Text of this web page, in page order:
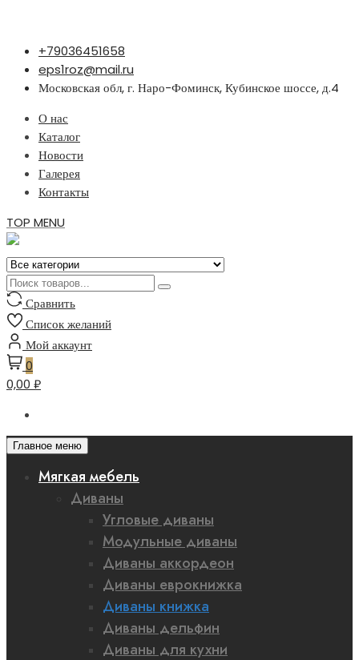
Перейти
содержимому
+79036451658
eps1roz@mail.ru
Московская обл, г. Наро-Фоминск, Кубинское шоссе, д.4
О нас
Каталог
Новости
Галерея
Контакты
TOP MENU
Сравнить
Список желаний
Мой аккаунт
0
0,00 ₽
Главное меню
Мягкая мебель
Диваны
Угловые диваны
Модульные диваны
Диваны аккордеон
Диваны еврокнижка
Диваны книжка
Диваны дельфин
Диваны для кухни